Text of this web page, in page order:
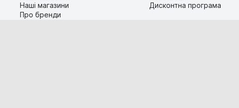
Наші магазини
Про бренди
Дисконтна програма